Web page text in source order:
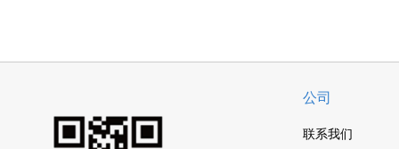
公司
联系我们